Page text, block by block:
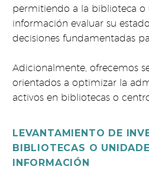
permitiendo a la biblioteca o
información evaluar su
decisiones fundamentadas
Adicionalmente, ofrecemos
orientados a optimizar la
activos en bibliotecas o
LEVANTAMIENTO DE
BIBLIOTECAS O
INFORMACIÓN